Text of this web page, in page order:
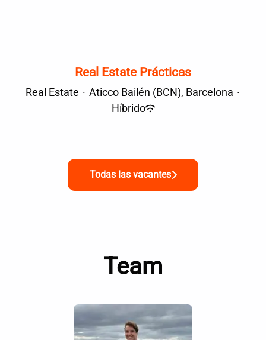
Real Estate Prácticas
Real Estate · Aticco Bailén (BCN), Barcelona ·
Híbrido
Todas las vacantes
Team